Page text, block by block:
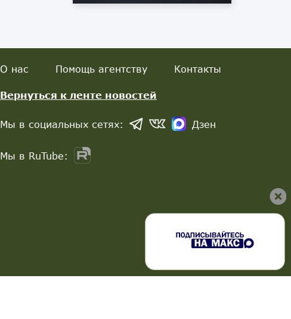
О нас Помощь агентству Контакты
Вернуться к ленте новостей
Мы в социальных сетях: Дзен
Мы в RuTube: